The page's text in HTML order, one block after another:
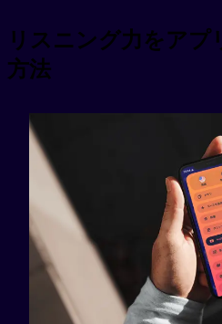
リスニング力をアプ
方法